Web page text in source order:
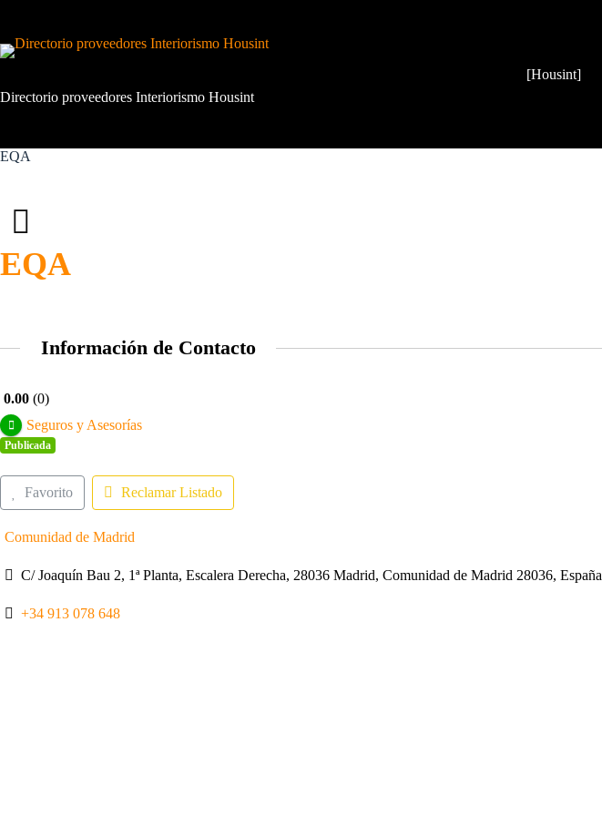
contenido
Directorio proveedores Interiorismo Housint
[Housint]
EQA
EQA
Información de Contacto
0.00 0
Seguros y Asesorías
Publicada
Favorito Reclamar Listado
Comunidad de Madrid
C/ Joaquín Bau 2, 1ª Planta, Escalera Derecha, 28036 Madrid, Comunidad de Madrid 28036, España
+34 913 078 648